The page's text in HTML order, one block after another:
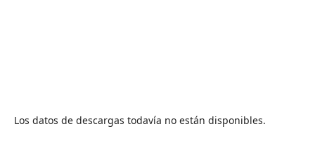
Los datos de descargas todavía no están disponibles.